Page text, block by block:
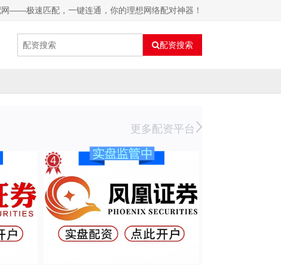
——极速匹配，一键连通，你的理想网络配对神器！
配资搜索
更多配资平台